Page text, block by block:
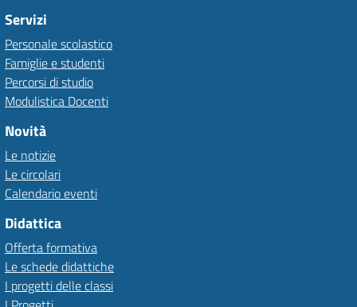
Servizi
Personale scolastico
Famiglie e studenti
Percorsi di studio
Modulistica Docenti
Novità
Le notizie
Le circolari
Calendario eventi
Didattica
Offerta formativa
Le schede didattiche
I progetti delle classi